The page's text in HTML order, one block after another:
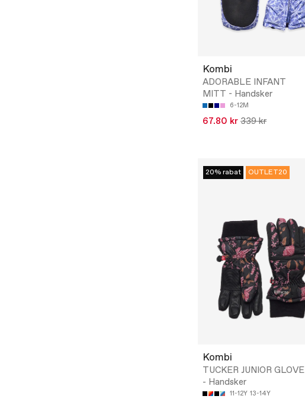
Kombi
ADORABLE INFANT
MITT - Handsker
6-12M
67.80 kr 339 kr
20% rabat OUTLET20
Kombi
TUCKER JUNIOR GLOVE
- Handsker
11-12Y 13-14Y